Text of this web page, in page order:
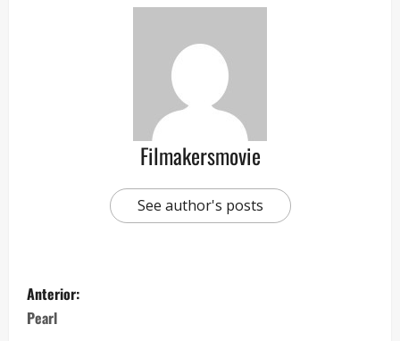
Filmakersmovie
See author's posts
Anterior:
Pearl